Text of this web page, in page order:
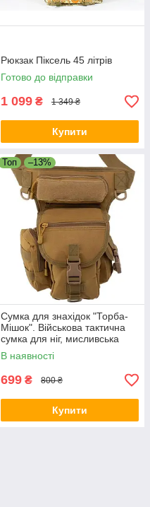
Рюкзак Піксель 45 літрів
Готово до відправки
1 099 ₴ 1 349 ₴
Купити
Топ –13%
Сумка для знахідок "Торба-
Мішок". Військова тактична
сумка для ніг, мисливська
сумка
В наявності
699 ₴ 800 ₴
Купити